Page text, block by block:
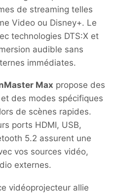
de streaming telles
Video ou Disney+. Le
technologies DTS:X et
audible sans
immédiates.
Max propose des
des modes spécifiques
de scènes rapides.
ports HDMI, USB,
5.2 assurent une
vos sources vidéo,
externes.
vidéoprojecteur allie